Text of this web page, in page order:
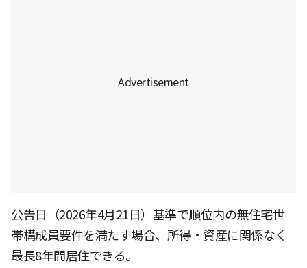
公告日（2026年4月21日）基準で順位内の無住宅世
帯構成員要件を満たす場合、所得・資産に関係なく
最長8年間居住できる。